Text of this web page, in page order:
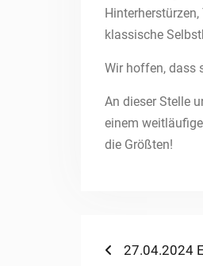
klassische
Wir hoffen, dass
An dieser Stelle
einem
die Größten!
Previous
27.04.2024